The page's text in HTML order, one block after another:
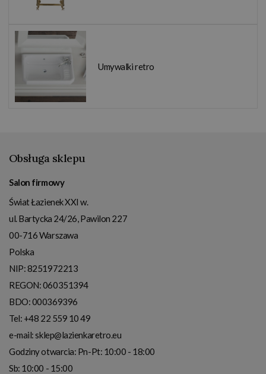
Umywalki retro
Obsługa sklepu
Salon firmowy
Świat Łazienek XXI w.
ul. Bartycka 24/26, Pawilon 227
00-716Warszawa
Polska
NIP:8251972213
REGON: 060351394
BDO: 000369396
Tel: +48 22 559 10 49
e-mail:sklep@lazienkaretro.eu
Godziny otwarcia: Pn-Pt: 10:00 - 18:00
Sb: 10:00 - 15:00